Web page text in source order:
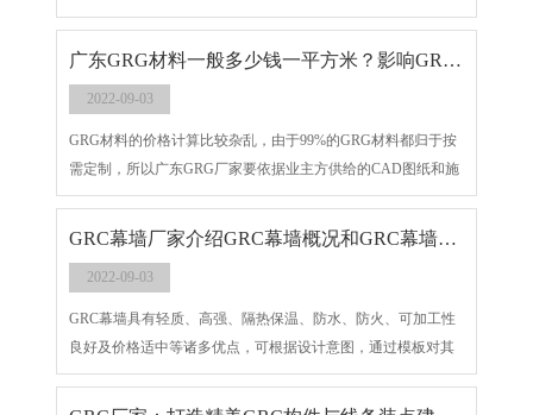
常也都会货比三家，不仅仅是对比厂家的价格，还要比对厂家
的实力、规模、工厂案例以及加工质检模式，本文加以分析。
广东GRG材料一般多少钱一平方米？影响GRG厂家报价的因素有哪些？
2022-09-03
GRG材料的价格计算比较杂乱，由于99%的GRG材料都归于按
需定制，所以广东GRG厂家要依据业主方供给的CAD图纸和施
工面积、材料尺度等方面来报价，而且需求依据以下几点来进
行来钱核算和判别，这样计算出来的价格才是接近重庆GRG厂
GRC幕墙厂家介绍GRC幕墙概况和GRC幕墙特征
2022-09-03
GRC幕墙具有轻质、高强、隔热保温、防水、防火、可加工性
良好及价格适中等诸多优点，可根据设计意图，通过模板对其
表面的纹理和分割进行设计，从而创造出令人赞叹的表面效
果。下面GRC幕墙厂家介绍GRC幕墙概况和GRC幕墙特征。